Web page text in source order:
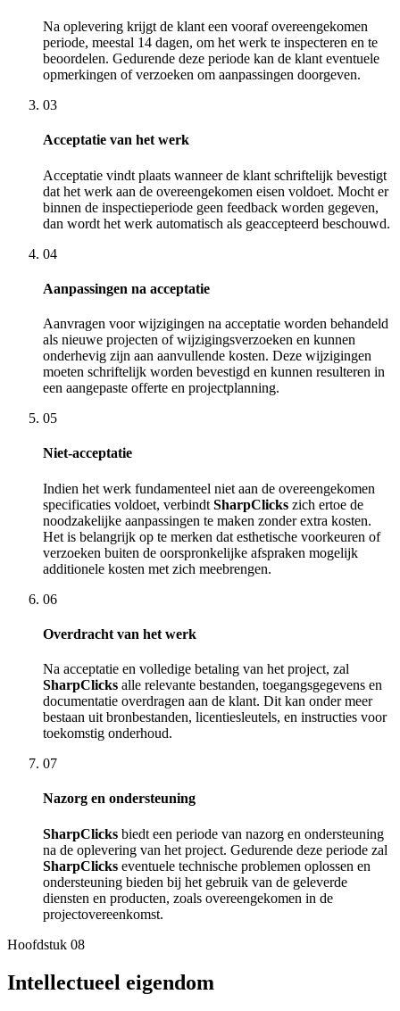
Na oplevering krijgt de klant een vooraf overeengekomen
periode, meestal 14 dagen, om het werk te inspecteren en te
beoordelen. Gedurende deze periode kan de klant eventuele
opmerkingen of verzoeken om aanpassingen doorgeven.
03
Acceptatie van het werk
Acceptatie vindt plaats wanneer de klant schriftelijk bevestigt
dat het werk aan de overeengekomen eisen voldoet. Mocht er
binnen de inspectieperiode geen feedback worden gegeven,
dan wordt het werk automatisch als geaccepteerd beschouwd.
04
Aanpassingen na acceptatie
Aanvragen voor wijzigingen na acceptatie worden behandeld
als nieuwe projecten of wijzigingsverzoeken en kunnen
onderhevig zijn aan aanvullende kosten. Deze wijzigingen
moeten schriftelijk worden bevestigd en kunnen resulteren in
een aangepaste offerte en projectplanning.
05
Niet-acceptatie
Indien het werk fundamenteel niet aan de overeengekomen
specificaties voldoet, verbindt SharpClicks zich ertoe de
noodzakelijke aanpassingen te maken zonder extra kosten.
Het is belangrijk op te merken dat esthetische voorkeuren of
verzoeken buiten de oorspronkelijke afspraken mogelijk
additionele kosten met zich meebrengen.
06
Overdracht van het werk
Na acceptatie en volledige betaling van het project, zal
SharpClicks alle relevante bestanden, toegangsgegevens en
documentatie overdragen aan de klant. Dit kan onder meer
bestaan uit bronbestanden, licentiesleutels, en instructies voor
toekomstig onderhoud.
07
Nazorg en ondersteuning
SharpClicks biedt een periode van nazorg en ondersteuning
na de oplevering van het project. Gedurende deze periode zal
SharpClicks eventuele technische problemen oplossen en
ondersteuning bieden bij het gebruik van de geleverde
diensten en producten, zoals overeengekomen in de
projectovereenkomst.
Hoofdstuk 08
Intellectueel eigendom